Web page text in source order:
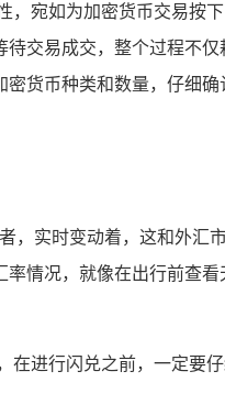
，宛如为加密货币交易按
交易成交，整个过程不仅
货币种类和数量，仔细
实时变动着，这和外汇
情况，就像在出行前查看
在进行闪兑之前，一定要